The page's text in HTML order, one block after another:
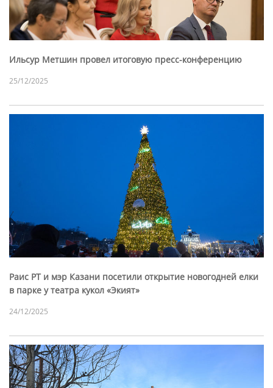
Ильсур Метшин провел итоговую пресс-конференцию
25/12/2025
Раис РТ и мэр Казани посетили открытие новогодней елки
в парке у театра кукол «Экият»
24/12/2025